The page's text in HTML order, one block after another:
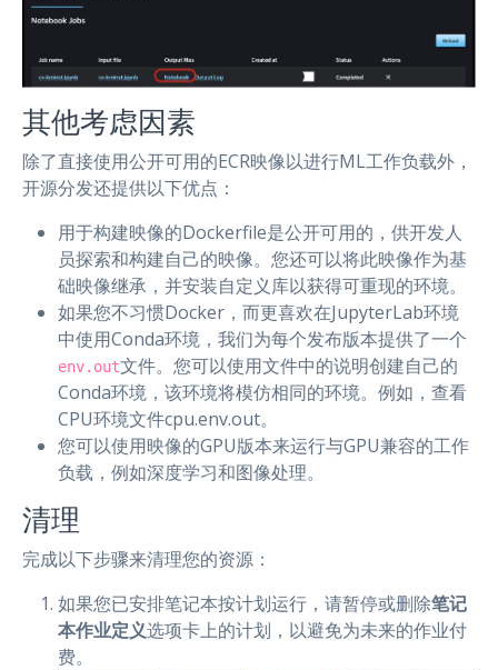
其他考虑因素
除了直接使用公开可用的ECR映像以进行ML工作负载外，
开源分发还提供以下优点：
用于构建映像的Dockerfile是公开可用的，供开发人
员探索和构建自己的映像。您还可以将此映像作为基
础映像继承，并安装自定义库以获得可重现的环境。
如果您不习惯Docker，而更喜欢在JupyterLab环境
中使用Conda环境，我们为每个发布版本提供了一个
env.out文件。您可以使用文件中的说明创建自己的
Conda环境，该环境将模仿相同的环境。例如，查看
CPU环境文件cpu.env.out。
您可以使用映像的GPU版本来运行与GPU兼容的工作
负载，例如深度学习和图像处理。
清理
完成以下步骤来清理您的资源：
如果您已安排笔记本按计划运行，请暂停或删除笔记
本作业定义选项卡上的计划，以避免为未来的作业付
费。